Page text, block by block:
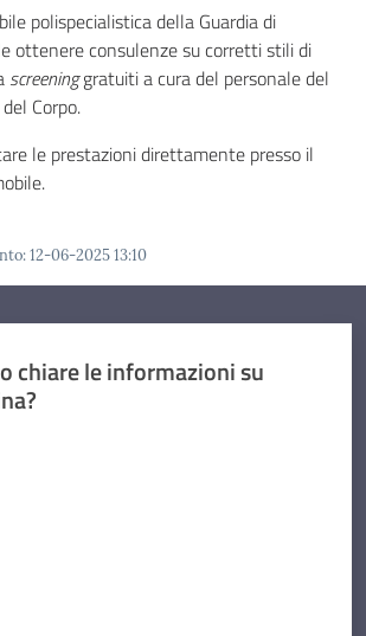
polispecialistica della Guardia di
ottenere consulenze su corretti stili di
screeninggratuiti a cura del personale del
Corpo.
le prestazioni direttamente presso il
:12-06-2025 13:10
chiare le informazioni su